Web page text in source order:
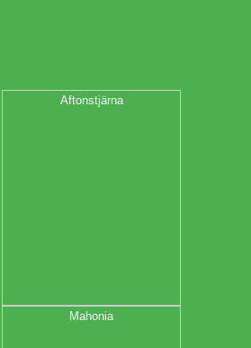
Aftonstjärna
Mahonia